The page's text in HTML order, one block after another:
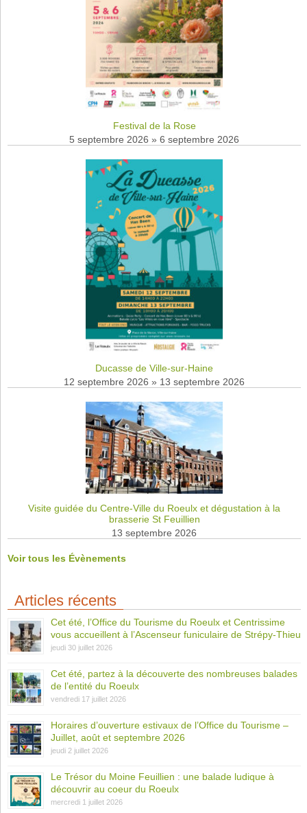
Festival de la Rose
5 septembre 2026 » 6 septembre 2026
Ducasse de Ville-sur-Haine
12 septembre 2026 » 13 septembre 2026
Visite guidée du Centre-Ville du Roeulx et dégustation à la
brasserie St Feuillien
13 septembre 2026
Voir tous les Évènements
Articles récents
Cet été, l’Office du Tourisme du Roeulx et Centrissime
vous accueillent à l’Ascenseur funiculaire de Strépy-Thieu
jeudi 30 juillet 2026
Cet été, partez à la découverte des nombreuses balades
de l’entité du Roeulx
vendredi 17 juillet 2026
Horaires d’ouverture estivaux de l’Office du Tourisme –
Juillet, août et septembre 2026
jeudi 2 juillet 2026
Le Trésor du Moine Feuillien : une balade ludique à
découvrir au coeur du Roeulx
mercredi 1 juillet 2026